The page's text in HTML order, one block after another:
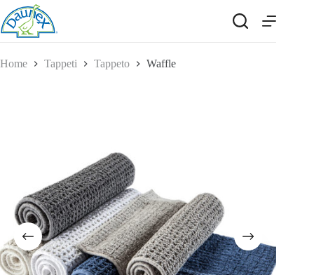
Salta
al
contenuto
Home Tappeti Tappeto Waffle